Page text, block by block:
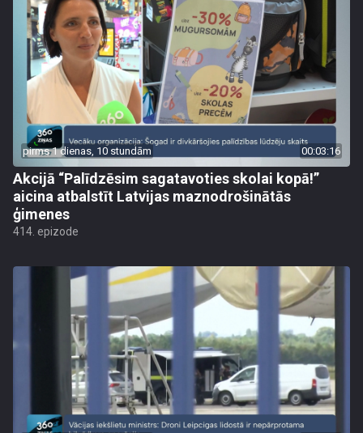
pirms 1 dienas, 10 stundām 00:03:16
Akcijā “Palīdzēsim sagatavoties skolai kopā!”
aicina atbalstīt Latvijas maznodrošinātās
ģimenes
414. epizode